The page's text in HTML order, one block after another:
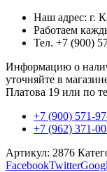
Наш адрес: г.
Работаем
Тел. +7 (900)
Информацию о
уточняйте в
Платова 19 или по
+7 (900) 571-
+7 (962) 371-
Артикул: 2876
FacebookTwitter